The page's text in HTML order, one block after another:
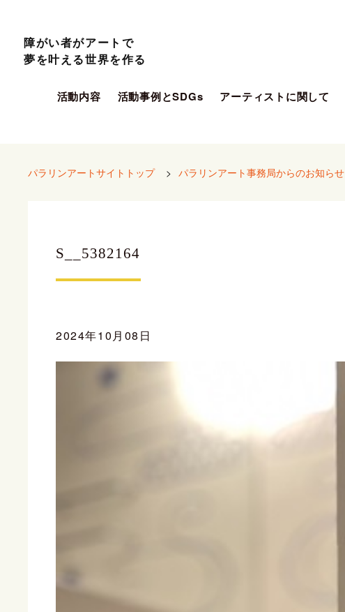
活動内容 活動事例とSDGs アーティストに関して
障がい者がアートで
夢を叶える世界を作る
パラリンアートサイトトップ > パラリンアート事務局からのお知らせ
S__5382164
2024年10月08日